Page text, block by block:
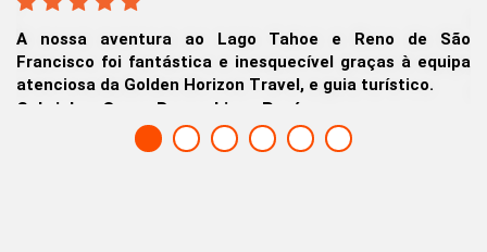
e Reno de São
graças à equipa
e guia turístico.
atrações das maravilhas do Lago
Parque Nacional de
entusiasmante e memorável!